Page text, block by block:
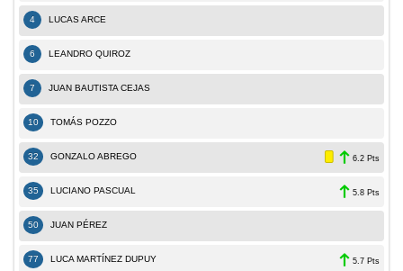
4 LUCAS ARCE
6 LEANDRO QUIROZ
7 JUAN BAUTISTA CEJAS
10 TOMÁS POZZO
32 GONZALO ABREGO 6.2 Pts
35 LUCIANO PASCUAL 5.8 Pts
50 JUAN PÉREZ
77 LUCA MARTÍNEZ DUPUY 5.7 Pts